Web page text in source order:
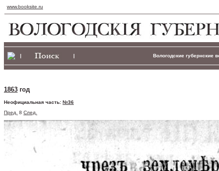
www.booksite.ru
| | Вологодские губернские
1863 год
Неофициальная часть: №36
Пред.
8 След.